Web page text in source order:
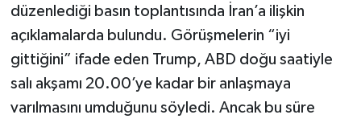
düzenlediği basın toplantısında İran’a ilişkin
açıklamalarda bulundu. Görüşmelerin “iyi
gittiğini” ifade eden Trump, ABD doğu saatiyle
salı akşamı 20.00’ye kadar bir anlaşmaya
varılmasını umduğunu söyledi. Ancak bu süre